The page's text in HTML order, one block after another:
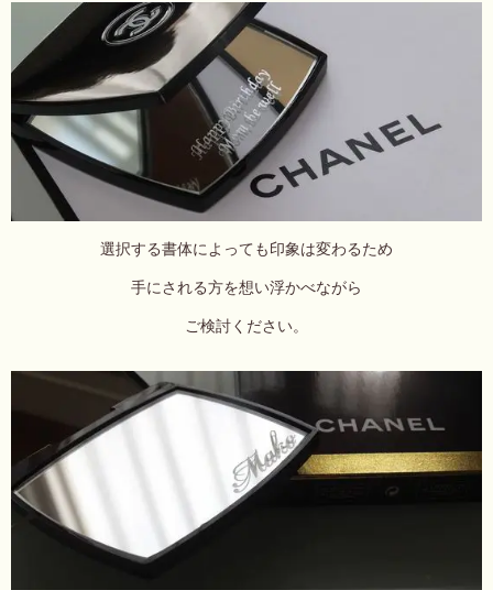
選択する書体によっても印象は変わるため
手にされる方を想い浮かべながら
ご検討ください。